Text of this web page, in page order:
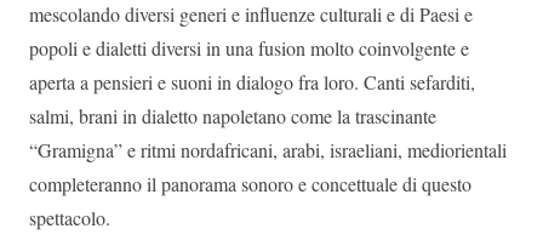
mescolando diversi generi e influenze culturali e di Paesi e
popoli e dialetti diversi in una fusion molto coinvolgente e
aperta a pensieri e suoni in dialogo fra loro. Canti sefarditi,
salmi, brani in dialetto napoletano come la trascinante
“Gramigna” e ritmi nordafricani, arabi, israeliani, mediorientali
completeranno il panorama sonoro e concettuale di questo
spettacolo.